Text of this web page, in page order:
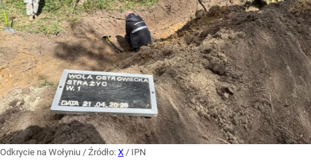
Odkrycie na Wołyniu / Źródło: X / IPN